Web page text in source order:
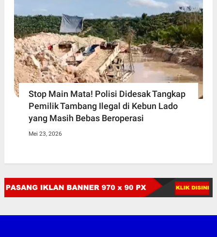
Stop Main Mata! Polisi Didesak Tangkap
Pemilik Tambang Ilegal di Kebun Lado
yang Masih Bebas Beroperasi
Mei 23, 2026